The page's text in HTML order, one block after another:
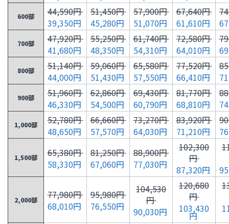
600部
44,590円
39,350円
51,450円
45,280円
57,900円
51,070円
67,640円
61,610円
700部
47,920円
41,680円
55,250円
48,350円
61,740円
54,310円
72,580円
64,010円
800部
51,140円
44,000円
59,060円
51,430円
65,580円
57,550円
77,520円
66,410円
900部
51,960円
46,330円
62,860円
54,500円
69,430円
60,790円
81,770円
68,810円
1,000部
52,780円
48,650円
66,660円
57,570円
73,270円
64,030円
83,920円
71,210円
1,500部
65,380円
58,330円
81,250円
67,060円
88,900円
77,030円
102,300
円
87,320円
2,000部
77,980円
68,010円
95,980円
76,550円
104,530
円
90,030円
120,680
円
103,430
円